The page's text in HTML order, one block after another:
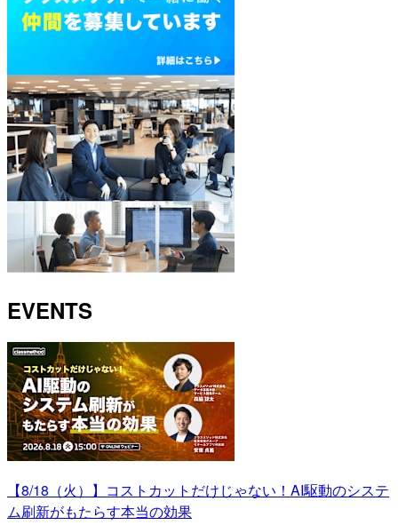
EVENTS
【8/18（火）】コストカットだけじゃない！AI駆動のシステ
ム刷新がもたらす本当の効果